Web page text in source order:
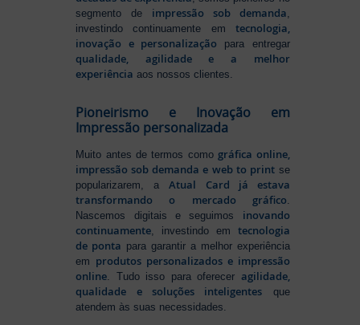
segmento de impressão sob demanda
investindo continuamente em tecnologia,
inovação e personalização para entregar
qualidade, agilidade e a melhor
experiência aos nossos clientes.
Pioneirismo e Inovação em
Impressão personalizada
Muito antes de termos como gráfica online,
impressão sob demanda e web to printse
popularizarem, aAtual Card já estava
transformando o mercado gráfico.
Nascemos digitais e seguimos inovando
continuamente, investindo em tecnologia
de ponta para garantir a melhor experiência
em produtos personalizados e impressão
online. Tudo isso para oferecer agilidade,
qualidade e soluções inteligentes que
atendem às suas necessidades.